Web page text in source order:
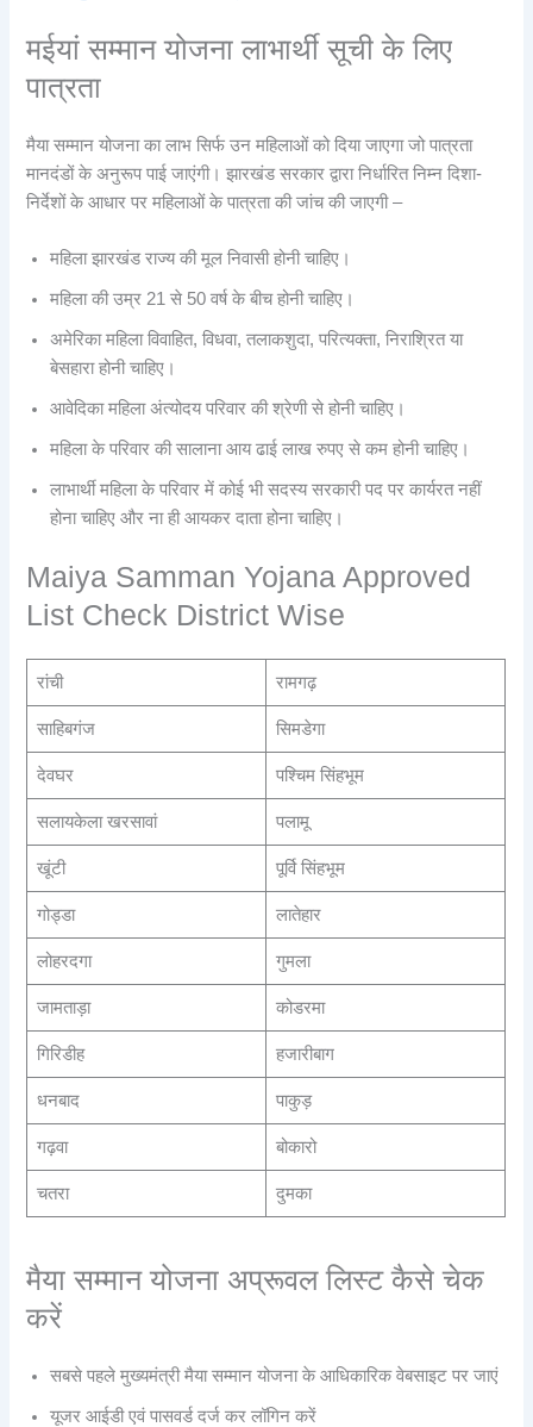
मईयां सम्मान योजना लाभार्थी सूची के लिए
पात्रता
मैया सम्मान योजना का लाभ सिर्फ उन महिलाओं को दिया जाएगा जो पात्रता
मानदंडों के अनुरूप पाई जाएंगी। झारखंड सरकार द्वारा निर्धारित निम्न दिशा-
निर्देशों के आधार पर महिलाओं के पात्रता की जांच की जाएगी –
महिला झारखंड राज्य की मूल निवासी होनी चाहिए।
महिला की उम्र 21 से 50 वर्ष के बीच होनी चाहिए।
अमेरिका महिला विवाहित, विधवा, तलाकशुदा, परित्यक्ता, निराश्रित या
बेसहारा होनी चाहिए।
आवेदिका महिला अंत्योदय परिवार की श्रेणी से होनी चाहिए।
महिला के परिवार की सालाना आय ढाई लाख रुपए से कम होनी चाहिए।
लाभार्थी महिला के परिवार में कोई भी सदस्य सरकारी पद पर कार्यरत नहीं
होना चाहिए और ना ही आयकर दाता होना चाहिए।
Maiya Samman Yojana Approved
List Check District Wise
रांची रामगढ़
साहिबगंज सिमडेगा
देवघर पश्चिम सिंहभूम
सलायकेला खरसावां पलामू
खूंटी पूर्वि सिंहभूम
गोड्डा लातेहार
लोहरदगा गुमला
जामताड़ा कोडरमा
गिरिडीह हजारीबाग
धनबाद पाकुड़
गढ़वा बोकारो
चतरा दुमका
मैया सम्मान योजना अप्रूवल लिस्ट कैसे चेक
करें
सबसे पहले मुख्यमंत्री मैया सम्मान योजना के आधिकारिक वेबसाइट पर जाएं
यूजर आईडी एवं पासवर्ड दर्ज कर लॉगिन करें